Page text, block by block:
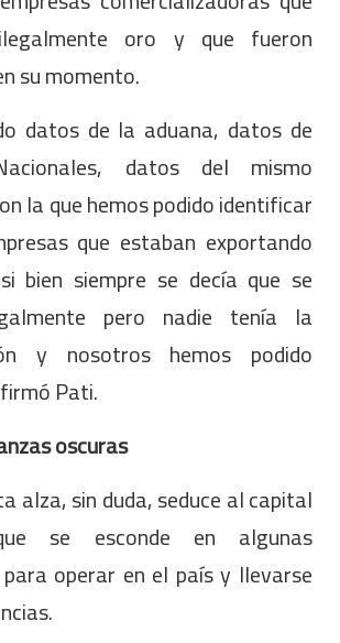
oro y que fueron
su momento.
datos de la aduana, datos de
datos del mismo
la que hemos podido identificar
que estaban exportando
bien siempre se decía que se
pero nadie tenía la
y nosotros hemos podido
Pati.
oscuras
alza, sin duda, seduce al capital
se esconde en algunas
operar en el país y llevarse